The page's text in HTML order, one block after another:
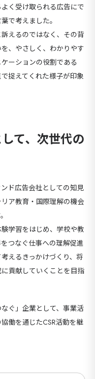
く受け取られる広告にで
で考えました。
えるのではなく、その背
、やさしく、わかりやす
ーションの役割である
捉えてくれた様子が印象
て、次世代の
ド広告会社としての知見
ア教育・国際理解の機会
学習をはじめ、学校や教
つなぐ仕事への理解促進
えるきっかけづくり、 将
に貢献していくことを目指
ぐ」企業として、事業活
働を通じたCSR活動を継